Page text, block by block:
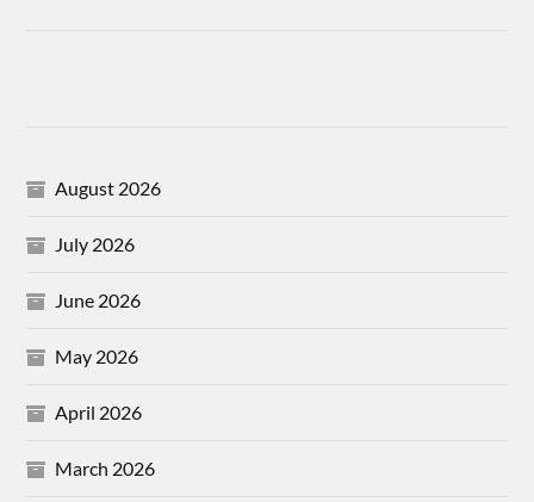
August 2026
July 2026
June 2026
May 2026
April 2026
March 2026